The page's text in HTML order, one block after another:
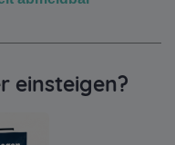
einsteigen?